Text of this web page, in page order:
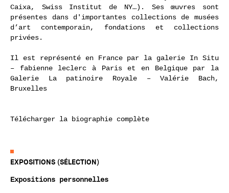
de Mouans Sartoux, MACRO Testaccio de Rome, MAC
VAL, Fondation Ricard, Palais de Tokyo, Fondation
Caixa, Swiss Institut de NY…). Ses œuvres sont
présentes dans d'importantes collections de musées
privées.
Il est représenté en France par la galerie In Situ
– fabienne leclerc à Paris et en Belgique par la
EXPOSITIONS (SÉLECTION)